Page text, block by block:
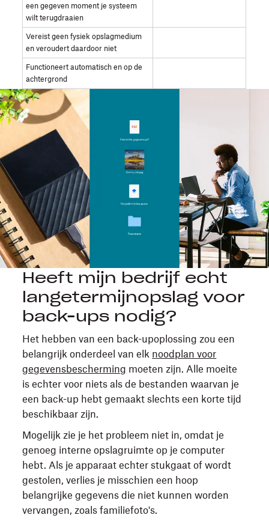
een gegeven moment je systeem
wilt terugdraaien
Vereist geen fysiek opslagmedium
en veroudert daardoor niet
Functioneert automatisch en op de
achtergrond
Heeft mijn bedrijf echt
langetermijnopslag voor
back-ups nodig?
Het hebben van een back-upoplossing zou een
belangrijk onderdeel van elk noodplan voor
gegevensbescherming moeten zijn. Alle moeite
is echter voor niets als de bestanden waarvan je
een back-up hebt gemaakt slechts een korte tijd
beschikbaar zijn.
Mogelijk zie je het probleem niet in, omdat je
genoeg interne opslagruimte op je computer
hebt. Als je apparaat echter stukgaat of wordt
gestolen, verlies je misschien een hoop
belangrijke gegevens die niet kunnen worden
vervangen, zoals familiefoto's.